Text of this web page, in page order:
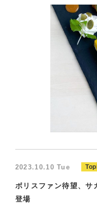
2023.10.10 Tue
ボリスファン待望、サ
登場